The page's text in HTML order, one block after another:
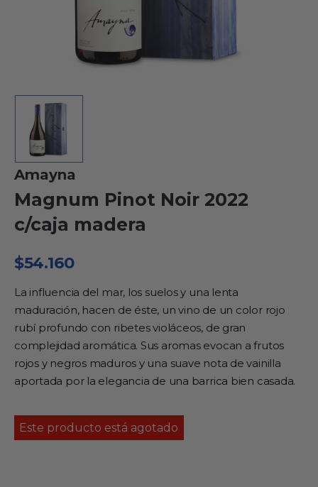
Amayna
Magnum Pinot Noir 2022
c/caja madera
$54.160
La influencia del mar, los suelos y una lenta
maduración, hacen de éste, un vino de un color rojo
rubí profundo con ribetes violáceos, de gran
complejidad aromática. Sus aromas evocan a frutos
rojos y negros maduros y una suave nota de vainilla
aportada por la elegancia de una barrica bien casada.
Este producto está agotado